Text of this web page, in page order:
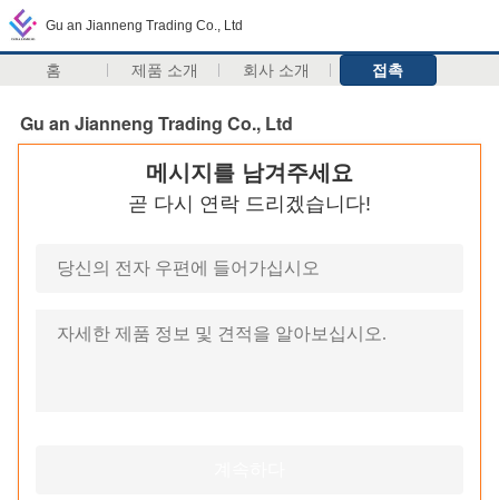
Gu an Jianneng Trading Co., Ltd
홈 제품 소개 회사 소개 접촉
Gu an Jianneng Trading Co., Ltd
메시지를 남겨주세요
곧 다시 연락 드리겠습니다!